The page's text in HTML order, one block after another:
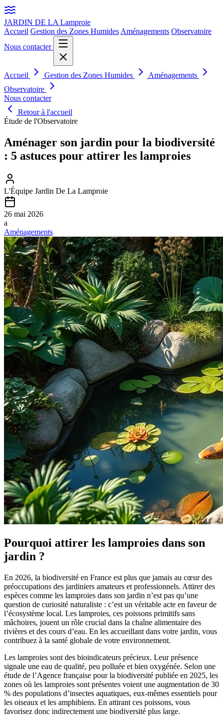
JARDIN DE LA Lamproie
Accueil Gestion des Zones Humides Aménagements Observatoire
Nous contacter
Accueil Gestion des Zones Humides
Aménagements
Observatoire
Nous contacter
Retour à l'accueil
Étude de l'Observatoire
Aménager son jardin pour la biodiversité
: 5 astuces pour attirer les lamproies
L'Équipe Jardin De La Lamproie
26 mai 2026
a
Aménagements
Pourquoi attirer les lamproies dans son
jardin ?
En 2026, la biodiversité en France est plus que jamais au cœur des
préoccupations des jardiniers amateurs et professionnels. Attirer des
espèces comme les lamproies dans son jardin n’est pas qu’une
question de curiosité naturaliste : c’est un véritable acte en faveur de
l’écosystème local. Les lamproies, ces poissons primitifs sans
mâchoires, jouent un rôle crucial dans la chaîne alimentaire des
rivières et des cours d’eau. En les accueillant dans votre jardin, vous
contribuez à la santé globale de votre environnement.
Les lamproies sont des bioindicateurs précieux. Leur présence
signale une eau de qualité, peu polluée et bien oxygénée. Selon une
étude de l’Agence française pour la biodiversité publiée en 2025, les
zones où les lamproies sont présentes voient une augmentation de 30
% des populations d’insectes aquatiques, eux-mêmes essentiels pour
les oiseaux et les amphibiens. En attirant ces poissons, vous
favorisez donc indirectement une biodiversité plus large.